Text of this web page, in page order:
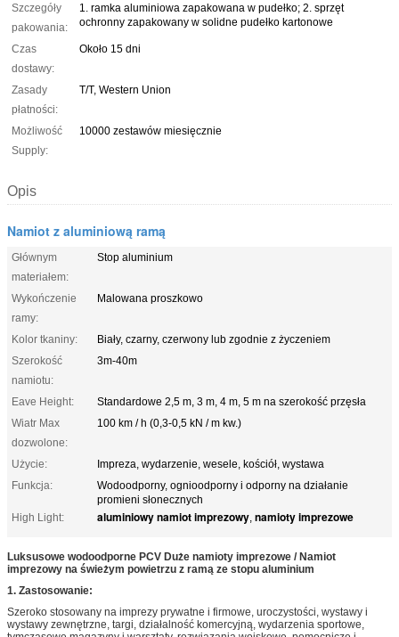
Szczegóły
pakowania:
1. ramka aluminiowa zapakowana w pudełko; 2. sprzęt
ochronny zapakowany w solidne pudełko kartonowe
Czas
dostawy:
Około 15 dni
Zasady
płatności:
T/T, Western Union
Możliwość
Supply:
10000 zestawów miesięcznie
Opis
Namiot z aluminiową ramą
Głównym
materiałem:
Stop aluminium
Wykończenie
ramy:
Malowana proszkowo
Kolor tkaniny:
Biały, czarny, czerwony lub zgodnie z życzeniem
Szerokość
namiotu:
3m-40m
Eave Height:
Standardowe 2,5 m, 3 m, 4 m, 5 m na szerokość przęsła
Wiatr Max
dozwolone:
100 km / h (0,3-0,5 kN / m kw.)
Użycie:
Impreza, wydarzenie, wesele, kościół, wystawa
Funkcja:
Wodoodporny, ognioodporny i odporny na działanie
promieni słonecznych
High Light:
aluminiowy namiot imprezowy, namioty imprezowe
Luksusowe wodoodporne PCV Duże namioty imprezowe / Namiot
imprezowy na świeżym powietrzu z ramą ze stopu aluminium
1. Zastosowanie:
Szeroko stosowany na imprezy prywatne i firmowe, uroczystości, wystawy i
wystawy zewnętrzne, targi, działalność komercyjną, wydarzenia sportowe,